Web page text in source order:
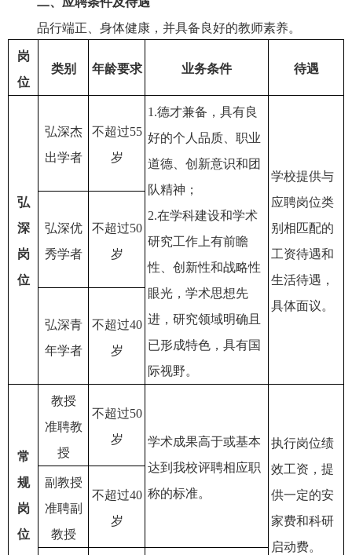
品行端正、身体健康，并具备良好的教师素养。
岗
位
类别 年龄要求 业务条件 待遇
弘
深
岗
位
弘深杰
出学者
不超过55
岁
1.德才兼备，具有良
好的个人品质、职业
道德、创新意识和团
队精神；
2.在学科建设和学术
研究工作上有前瞻
性、创新性和战略性
眼光，学术思想先
进，研究领域明确且
已形成特色，具有国
际视野。
学校提供与
应聘岗位类
别相匹配的
工资待遇和
生活待遇，
具体面议。
弘深优
秀学者
不超过50
岁
弘深青
年学者
不超过40
岁
常
规
岗
位
教授
准聘教
授
不超过50
岁
学术成果高于或基本
达到我校评聘相应职
称的标准。
执行岗位绩
效工资，提
供一定的安
家费和科研
启动费。
副教授
准聘副
教授
不超过40
岁